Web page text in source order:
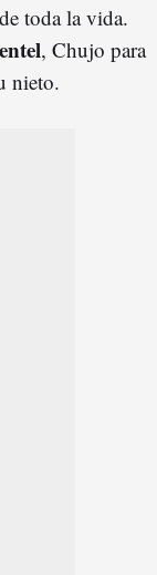
toda la vida.
, Chujo para
nieto.